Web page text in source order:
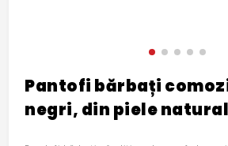
Pantofi bărbați
negri, din piele